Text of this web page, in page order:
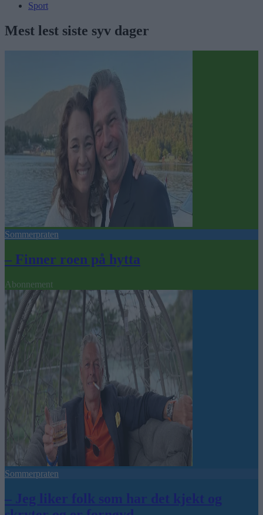
Sport
Mest lest siste syv dager
Sommerpraten
– Finner roen på hytta
Abonnement
Sommerpraten
– Jeg liker folk som har det kjekt og